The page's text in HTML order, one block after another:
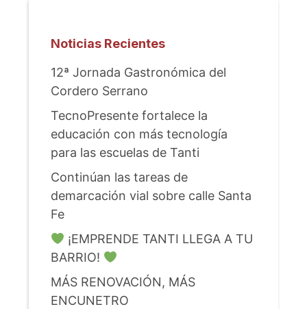
Noticias Recientes
12ª Jornada Gastronómica del
Cordero Serrano
TecnoPresente fortalece la
educación con más tecnología
para las escuelas de Tanti
Continúan las tareas de
demarcación vial sobre calle Santa
Fe
¡EMPRENDE TANTI LLEGA A TU
BARRIO!
MÁS RENOVACIÓN, MÁS
ENCUNETRO